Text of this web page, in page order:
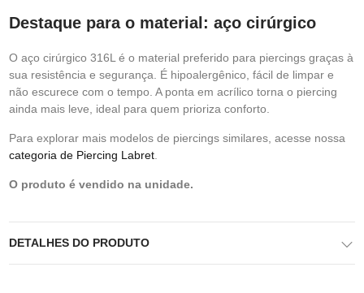
Destaque para o material: aço cirúrgico
O aço cirúrgico 316L é o material preferido para piercings graças à
sua resistência e segurança. É hipoalergênico, fácil de limpar e
não escurece com o tempo. A ponta em acrílico torna o piercing
ainda mais leve, ideal para quem prioriza conforto.
Para explorar mais modelos de piercings similares, acesse nossa
categoria de Piercing Labret
O produto é vendido na unidade.
DETALHES DO PRODUTO